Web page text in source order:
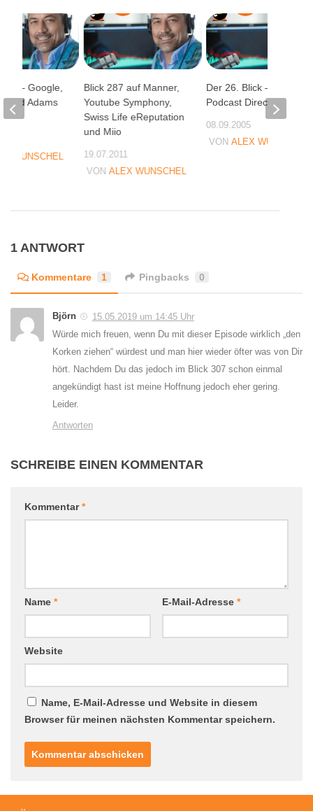
Blick 287 auf Manner,
Youtube Symphony,
Swiss Life eReputation
und Miio
19.07.2011
VON ALEX WUNSCHEL
Der 26. Blick – Ein IFA-
Podcast Directors Cut
08.09.2005
VONALEX WUNSCHEL
– Google,
und Adams
WUNSCHEL
1 ANTWORT
Kommentare 1 Pingbacks 0
Björn
15.05.2019 um 14:45 Uhr
Würde mich freuen, wenn Du mit dieser Episode wirklich „den
Korken ziehen“ würdest und man hier wieder öfter was von Dir
hört. Nachdem Du das jedoch im Blick 307 schon einmal
angekündigt hast ist meine Hoffnung jedoch eher gering.
Leider.
Antworten
SCHREIBE EINEN KOMMENTAR
Kommentar*
Name * E-Mail-Adresse *
Website
Name, E-Mail-Adresse und Website in diesem
Browser für meinen nächsten Kommentar speichern.